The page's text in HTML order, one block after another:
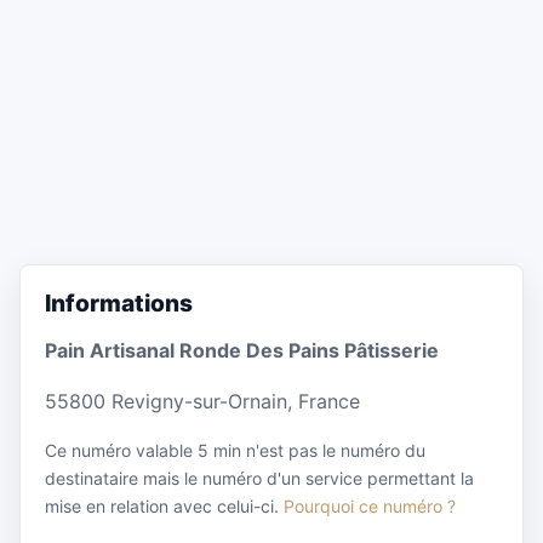
Informations
Pain Artisanal Ronde Des Pains Pâtisserie
55800 Revigny-sur-Ornain, France
Ce numéro valable 5 min n'est pas le numéro du
destinataire mais le numéro d'un service permettant la
mise en relation avec celui-ci. Pourquoi ce numéro ?